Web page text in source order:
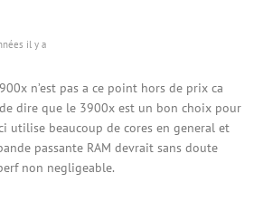
il y a
n’est pas a ce point hors de prix ca
dire que le 3900x est un bon choix pour
utilise beaucoup de cores en general et
passante RAM devrait sans doute
non negligeable.